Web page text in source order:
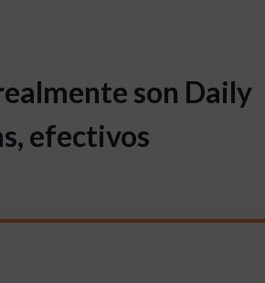
son Daily
efectivos